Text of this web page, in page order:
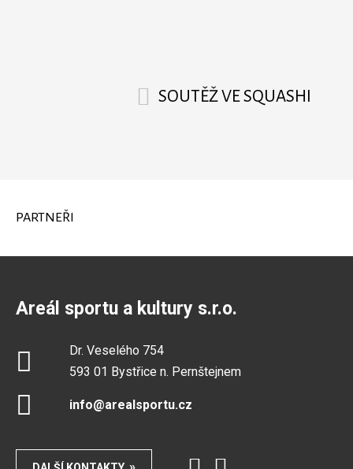
SOUTĚŽ VE SQUASHI
PARTNEŘI
Areál sportu a kultury s.r.o.
Dr. Veselého 754
593 01 Bystřice n. Pernštejnem
info@arealsportu.cz